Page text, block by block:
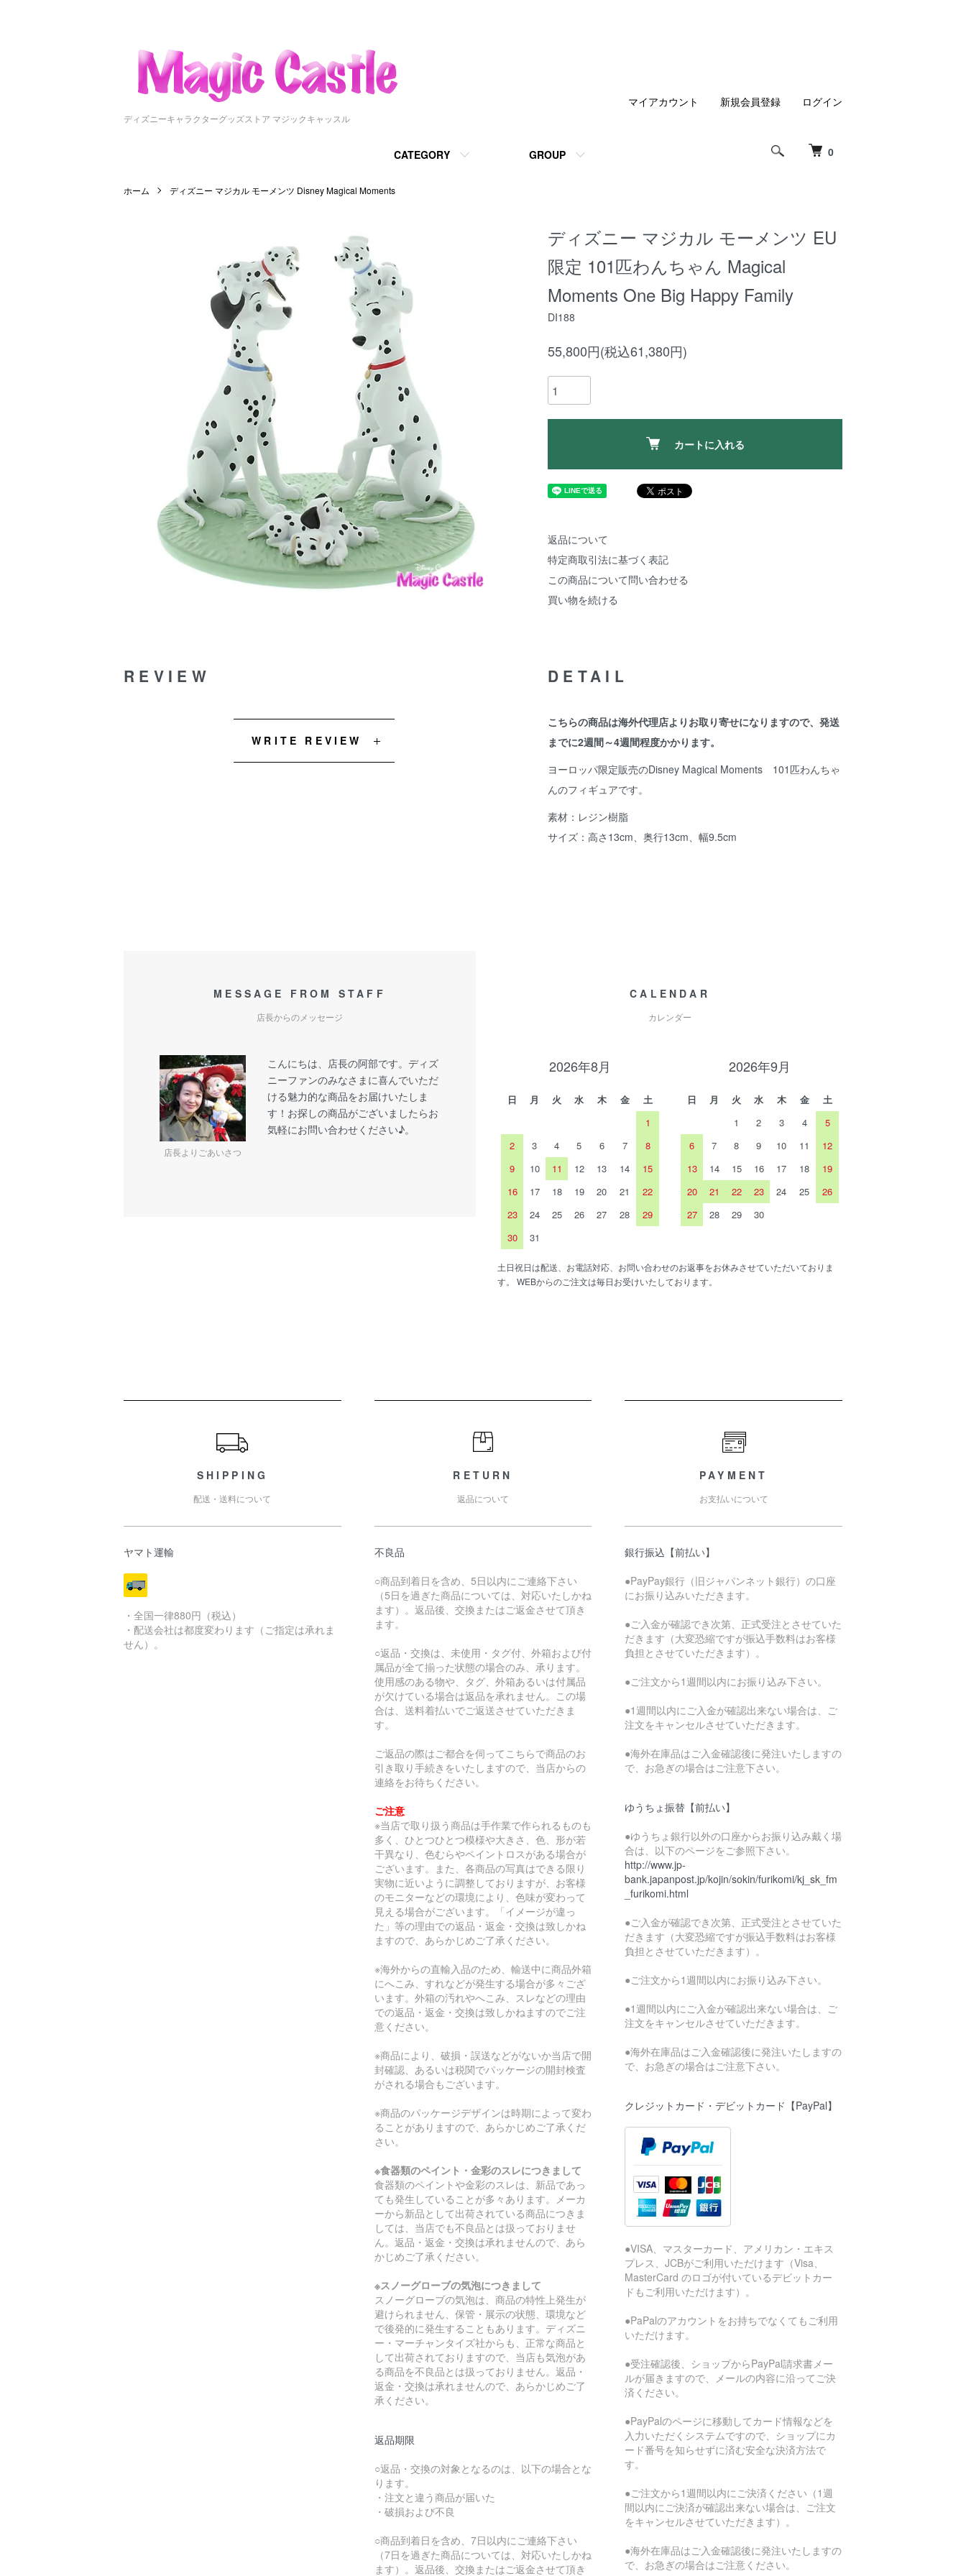
ディズニーキャラクターグッズストア マジックキャッスル
0
CATEGORY GROUP
マイアカウント 新規会員登録 ログイン
ホーム ディズニー マジカル モーメンツ Disney Magical Moments
ディズニー マジカル モーメンツ EU
限定 101匹わんちゃん Magical
Moments One Big Happy Family
DI188
55,800円(税込61,380円)
カートに入れる
返品について
特定商取引法に基づく表記
この商品について問い合わせる
買い物を続ける
DETAIL
こちらの商品は海外代理店よりお取り寄せになりますので、発送
までに2週間～4週間程度かかります。
ヨーロッパ限定販売のDisney Magical Moments 101匹わんちゃ
んのフィギュアです。
素材：レジン樹脂
サイズ：高さ13cm、奥行13cm、幅9.5cm
REVIEW
WRITE REVIEW
MESSAGE FROM STAFF
店長からのメッセージ
店長よりごあいさつ
こんにちは、店長の阿部です。ディズ
ニーファンのみなさまに喜んでいただ
ける魅力的な商品をお届けいたしま
す！お探しの商品がございましたらお
気軽にお問い合わせください♪。
CALENDAR
カレンダー
2026年8月
日 月 火 水 木 金
土
1
2
3 4 5 6 7
8
9
10 11 12 13 14
15
16
17 18 19 20 21
22
23
24 25 26 27 28
29
30
31
2026年9月
日 月 火 水 木 金
土
1
2 3 4
5
6
7 8 9 10 11
12
13
14 15 16 17 18
19
20
21 22 23 24 25
26
27
28 29 30
土日祝日は配送、お電話対応、お問い合わせのお返事をお休みさせていただいておりま
す。 WEBからのご注文は毎日お受けいたしております。
SHIPPING
配送・送料について
ヤマト運輸
・全国一律880円（税込）
・配送会社は都度変わります（ご指定は承れま
せん）。
RETURN
返品について
不良品
○商品到着日を含め、5日以内にご連絡下さい
（5日を過ぎた商品については、対応いたしかね
ます）。返品後、交換またはご返金させて頂き
ます。
○返品・交換は、未使用・タグ付、外箱および付
属品が全て揃った状態の場合のみ、承ります。
使用感のある物や、タグ、外箱あるいは付属品
が欠けている場合は返品を承れません。この場
合は、送料着払いでご返送させていただきま
す。
ご返品の際はご都合を伺ってこちらで商品のお
引き取り手続きをいたしますので、当店からの
連絡をお待ちください。
ご注意
※当店で取り扱う商品は手作業で作られるものも
多く、ひとつひとつ模様や大きさ、色、形が若
干異なり、色むらやペイントロスがある場合が
ございます。また、各商品の写真はできる限り
実物に近いように調整しておりますが、お客様
のモニターなどの環境により、色味が変わって
見える場合がございます。「イメージが違っ
た」等の理由での返品・返金・交換は致しかね
ますので、あらかじめご了承ください。
※海外からの直輸入品のため、輸送中に商品外箱
にへこみ、すれなどが発生する場合が多々ござ
います。外箱の汚れやへこみ、スレなどの理由
での返品・返金・交換は致しかねますのでご注
意ください。
※商品により、破損・誤送などがないか当店で開
封確認、あるいは税関でパッケージの開封検査
がされる場合もございます。
※商品のパッケージデザインは時期によって変わ
ることがありますので、あらかじめご了承くだ
さい。
※食器類のペイント・金彩のスレにつきまして
食器類のペイントや金彩のスレは、新品であっ
ても発生していることが多々あります。メーカ
ーから新品として出荷されている商品につきま
しては、当店でも不良品とは扱っておりませ
ん。返品・返金・交換は承れませんので、あら
かじめご了承ください。
※スノーグローブの気泡につきまして
スノーグローブの気泡は、商品の特性上発生が
避けられません、保管・展示の状態、環境など
で後発的に発生することもあります。ディズニ
ー・マーチャンタイズ社からも、正常な商品と
して出荷されておりますので、当店も気泡があ
る商品を不良品とは扱っておりません。返品・
返金・交換は承れませんので、あらかじめご了
承ください。
返品期限
○返品・交換の対象となるのは、以下の場合とな
ります。
・注文と違う商品が届いた
・破損および不良
○商品到着日を含め、7日以内にご連絡下さい
（7日を過ぎた商品については、対応いたしかね
ます）。返品後、交換またはご返金させて頂き
PAYMENT
お支払いについて
銀行振込【前払い】
●PayPay銀行（旧ジャパンネット銀行）の口座
にお振り込みいただきます。
●ご入金が確認でき次第、正式受注とさせていた
だきます（大変恐縮ですが振込手数料はお客様
負担とさせていただきます）。
●ご注文から1週間以内にお振り込み下さい。
●1週間以内にご入金が確認出来ない場合は、ご
注文をキャンセルさせていただきます。
●海外在庫品はご入金確認後に発注いたしますの
で、お急ぎの場合はご注意下さい。
ゆうちょ振替【前払い】
●ゆうちょ銀行以外の口座からお振り込み戴く場
合は、以下のページをご参照下さい。
http://www.jp-
bank.japanpost.jp/kojin/sokin/furikomi/kj_sk_fm
_furikomi.html
●ご入金が確認でき次第、正式受注とさせていた
だきます（大変恐縮ですが振込手数料はお客様
負担とさせていただきます）。
●ご注文から1週間以内にお振り込み下さい。
●1週間以内にご入金が確認出来ない場合は、ご
注文をキャンセルさせていただきます。
●海外在庫品はご入金確認後に発注いたしますの
で、お急ぎの場合はご注意下さい。
クレジットカード・デビットカード【PayPal】
●VISA、マスターカード、アメリカン・エキス
プレス、JCBがご利用いただけます（Visa、
MasterCard のロゴが付いているデビットカー
ドもご利用いただけます）。
●PaPalのアカウントをお持ちでなくてもご利用
いただけます。
●受注確認後、ショップからPayPal請求書メー
ルが届きますので、メールの内容に沿ってご決
済ください。
●PayPalのページに移動してカード情報などを
入力いただくシステムですので、ショップにカ
ード番号を知らせずに済む安全な決済方法で
す。
●ご注文から1週間以内にご決済ください（1週
間以内にご決済が確認出来ない場合は、ご注文
をキャンセルさせていただきます）。
●海外在庫品はご入金確認後に発注いたしますの
で、お急ぎの場合はご注意ください。